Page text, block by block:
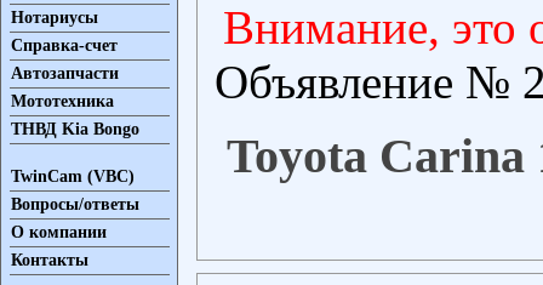
Нотариусы
Справка-счет
Автозапчасти
Мототехника
ТНВД Kia Bongo
TwinCam (VBC)
Вопросы/ответы
О компании
Контакты
Внимание, это
Объявление №
Toyota Carina